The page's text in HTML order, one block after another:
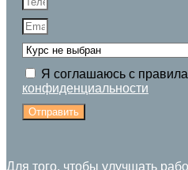
Я соглашаюсь с
конфиденциальности
Отправить
Для того, чтобы улучшать